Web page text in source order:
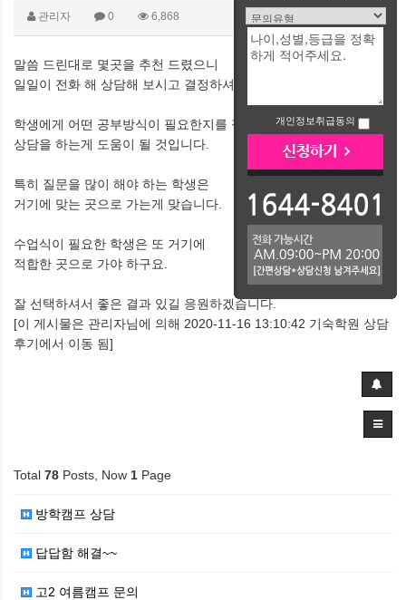
개인정보취급동의
관리자 0 6,868
말씀 드린대로 몇곳을 추천 드렸으니
일일이 전화 해 상담해 보시고 결정하셔요.
학생에게 어떤 공부방식이 필요한지를 정한 후
상담을 하는게 도움이 될 것입니다.
특히 질문을 많이 해야 하는 학생은
거기에 맞는 곳으로 가는게 맞습니다.
수업식이 필요한 학생은 또 거기에
적합한 곳으로 가야 하구요.
잘 선택하셔서 좋은 결과 있길 응원하겠습니다.
[이 게시물은 관리자님에 의해 2020-11-16 13:10:42 기숙학원 상담
후기에서 이동 됨]
Total 78 Posts, Now 1 Page
방학캠프 상담
답답함 해결~~
고2 여름캠프 문의